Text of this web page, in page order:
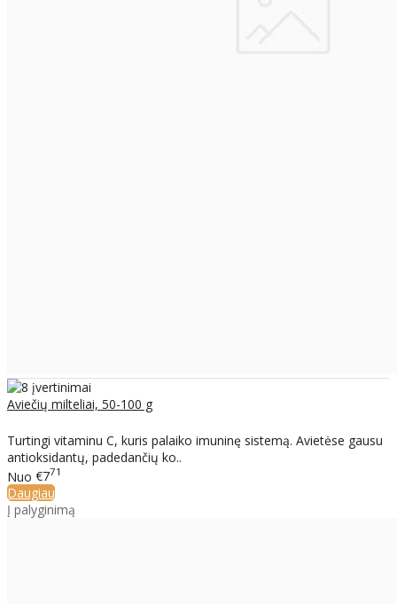
Aviečių milteliai, 50-100 g
Turtingi vitaminu C, kuris palaiko imuninę sistemą. Avietėse gausu
antioksidantų, padedančių ko..
Nuo €771
Daugiau
Į palyginimą